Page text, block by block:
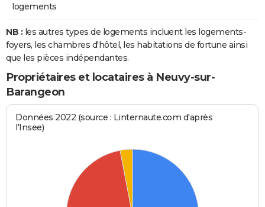
logements
NB : les autres types de logements incluent les logements-
foyers, les chambres d'hôtel, les habitations de fortune ainsi
que les pièces indépendantes.
Propriétaires et locataires à Neuvy-sur-
Barangeon
Données 2022 (source : Linternaute.com d'après
l'Insee)